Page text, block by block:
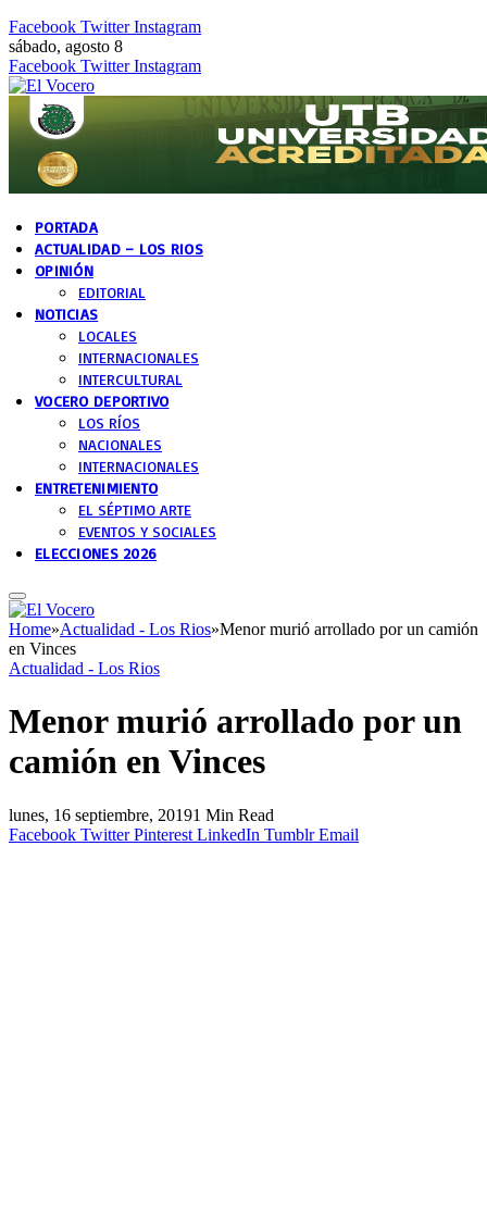
Facebook Twitter Instagram
sábado, agosto 8
Facebook Twitter Instagram
PORTADA
ACTUALIDAD – LOS RIOS
OPINIÓN
EDITORIAL
NOTICIAS
LOCALES
INTERNACIONALES
INTERCULTURAL
VOCERO DEPORTIVO
LOS RÍOS
NACIONALES
INTERNACIONALES
ENTRETENIMIENTO
EL SÉPTIMO ARTE
EVENTOS Y SOCIALES
ELECCIONES 2026
Home»Actualidad - Los Rios»Menor murió arrollado por un camión
en Vinces
Actualidad - Los Rios
Menor murió arrollado por un
camión en Vinces
lunes, 16 septiembre, 20191 Min Read
Facebook Twitter Pinterest LinkedIn Tumblr Email